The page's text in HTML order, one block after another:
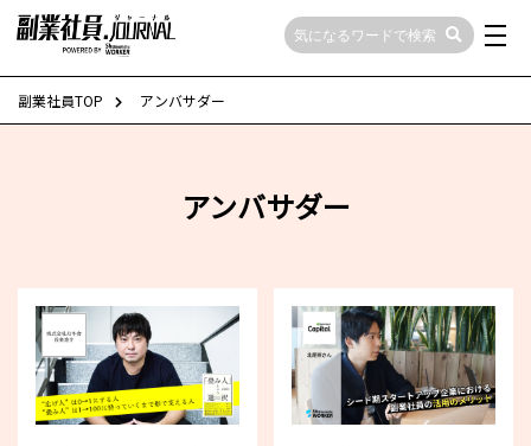
副業社員TOP アンバサダー
アンバサダー